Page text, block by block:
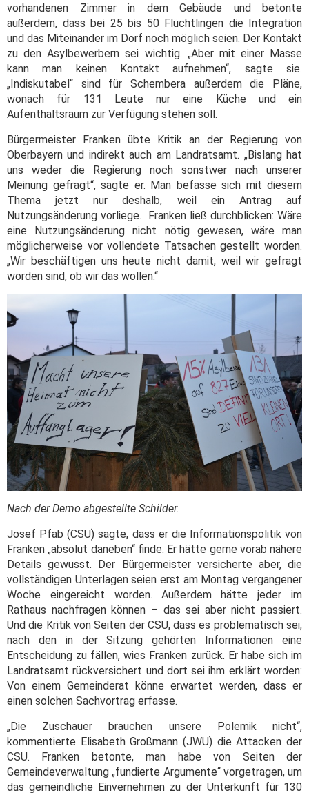
vorhandenen Zimmer in dem Gebäude und betonte
außerdem, dass bei 25 bis 50 Flüchtlingen die Integration
und das Miteinander im Dorf noch möglich seien. Der Kontakt
zu den Asylbewerbern sei wichtig. „Aber mit einer Masse
kann man keinen Kontakt aufnehmen“, sagte sie.
„Indiskutabel“ sind für Schembera außerdem die Pläne,
wonach für 131 Leute nur eine Küche und ein
Aufenthaltsraum zur Verfügung stehen soll.
Bürgermeister Franken übte Kritik an der Regierung von
Oberbayern und indirekt auch am Landratsamt. „Bislang hat
uns weder die Regierung noch sonstwer nach unserer
Meinung gefragt“, sagte er. Man befasse sich mit diesem
Thema jetzt nur deshalb, weil ein Antrag auf
Nutzungsänderung vorliege. Franken ließ durchblicken: Wäre
eine Nutzungsänderung nicht nötig gewesen, wäre man
möglicherweise vor vollendete Tatsachen gestellt worden.
„Wir beschäftigen uns heute nicht damit, weil wir gefragt
worden sind, ob wir das wollen.“
Nach der Demo abgestellte Schilder.
Josef Pfab (CSU) sagte, dass er die Informationspolitik von
Franken „absolut daneben“ finde. Er hätte gerne vorab nähere
Details gewusst. Der Bürgermeister versicherte aber, die
vollständigen Unterlagen seien erst am Montag vergangener
Woche eingereicht worden. Außerdem hätte jeder im
Rathaus nachfragen können – das sei aber nicht passiert.
Und die Kritik von Seiten der CSU, dass es problematisch sei,
nach den in der Sitzung gehörten Informationen eine
Entscheidung zu fällen, wies Franken zurück. Er habe sich im
Landratsamt rückversichert und dort sei ihm erklärt worden:
Von einem Gemeinderat könne erwartet werden, dass er
einen solchen Sachvortrag erfasse.
„Die Zuschauer brauchen unsere Polemik nicht“,
kommentierte Elisabeth Großmann (JWU) die Attacken der
CSU. Franken betonte, man habe von Seiten der
Gemeindeverwaltung „fundierte Argumente“ vorgetragen, um
das gemeindliche Einvernehmen zu der Unterkunft für 130